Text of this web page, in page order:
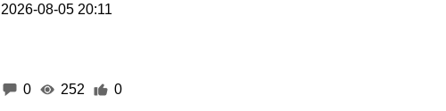
2026-08-05 20:11
0 252 0